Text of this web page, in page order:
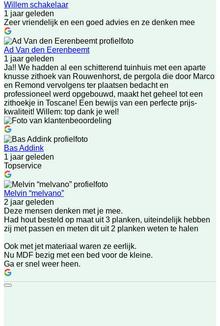
Willem schakelaar
1 jaar geleden
Zeer vriendelijk en een goed advies en ze denken mee
Ad Van den Eerenbeemt
1 jaar geleden
Ja!! We hadden al een schitterend tuinhuis met een aparte
knusse zithoek van Rouwenhorst, de pergola die door Marco
en Remond vervolgens ter plaatsen bedacht en
professioneel werd opgebouwd, maakt het geheel tot een
zithoekje in Toscane! Een bewijs van een perfecte prijs-
kwaliteit! Willem: top dank je wel!
Bas Addink
1 jaar geleden
Topservice
Melvin “melvano”
2 jaar geleden
Deze mensen denken met je mee.
Had hout besteld op maat uit 3 planken, uiteindelijk hebben
zij met passen en meten dit uit 2 planken weten te halen
Ook met jet materiaal waren ze eerlijk.
Nu MDF bezig met een bed voor de kleine.
Ga er snel weer heen.